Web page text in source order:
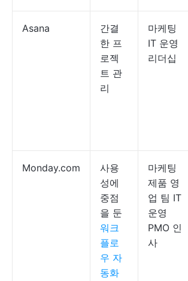
Asana
간결
한 프
로젝
트 관
리
마케팅
IT 운영
리더십
Monday.com
사용
성에
중점
을 둔
워크
플로
우 자
동화
마케팅
제품 영
업 팀 IT
운영
PMO 인
사